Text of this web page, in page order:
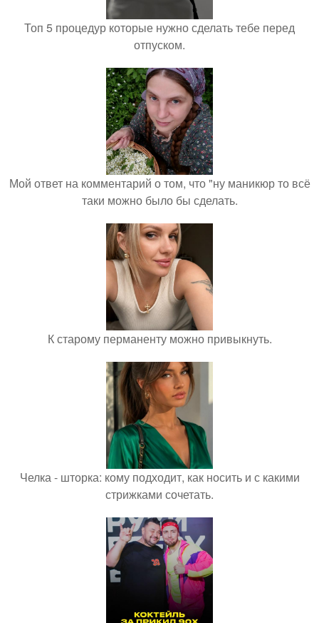
Топ 5 процедур которые нужно сделать тебе перед
отпуском.
Мой ответ на комментарий о том, что "ну маникюр то всё
таки можно было бы сделать.
К старому перманенту можно привыкнуть.
Челка - шторка: кому подходит, как носить и с какими
стрижками сочетать.